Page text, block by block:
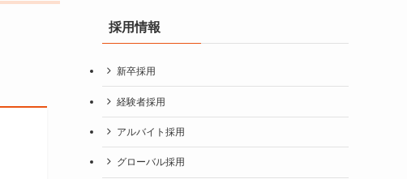
採用情報
新卒採用
経験者採用
アルバイト採用
グローバル採用